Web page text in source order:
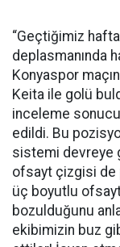
“Geçtiğimiz
deplasmanında
Konyaspor
Keita ile golü
inceleme
edildi. Bu
sistemi devreye
ofsayt çizgisi de
üç boyutlu
bozulduğunu
ekibimizin buz